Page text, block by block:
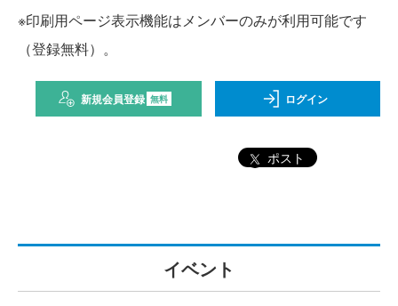
※印刷用ページ表示機能はメンバーのみが利用可能です
（登録無料）。
新規会員登録 無料 ログイン
ポスト
イベント